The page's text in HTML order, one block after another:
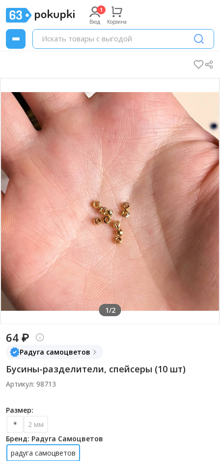
Вход Корзина
1/2
64 ₽
Радуга самоцветов
Бусины-разделители, спейсеры (10 шт)
Артикул: 98713
Размер:
*
2 мм
Бренд: Радуга Самоцветов
радуга самоцветов